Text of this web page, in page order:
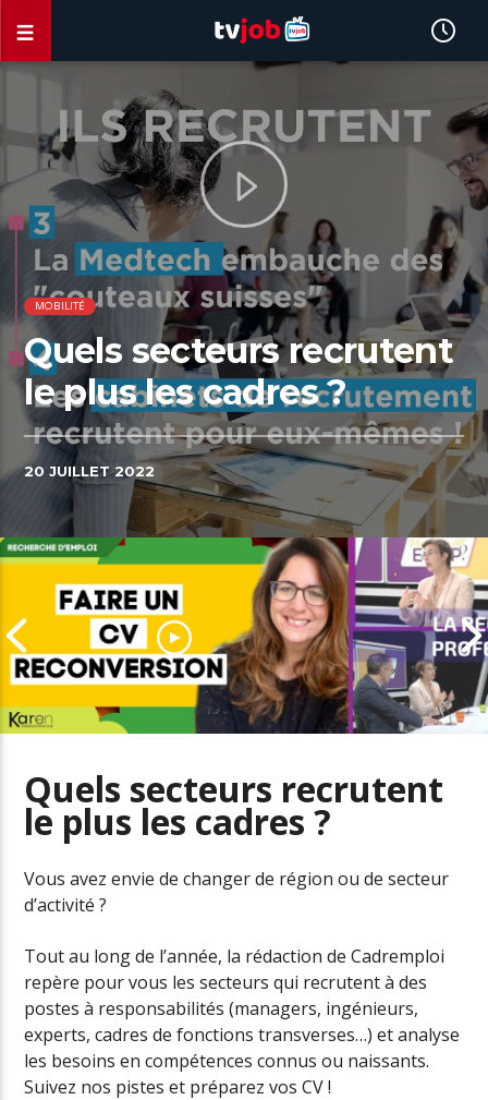
MOBILITÉ
Quels secteurs recrutent
le plus les cadres ?
20 JUILLET 2022
Comment adapter son CV pour
Quels secteurs recrutent
le plus les cadres ?
Vous avez envie de changer de région ou de secteur
d’activité ?
Tout au long de l’année, la rédaction de Cadremploi
repère pour vous les secteurs qui recrutent à des
postes à responsabilités (managers, ingénieurs,
experts, cadres de fonctions transverses…) et analyse
les besoins en compétences connus ou naissants.
Suivez nos pistes et préparez vos CV !